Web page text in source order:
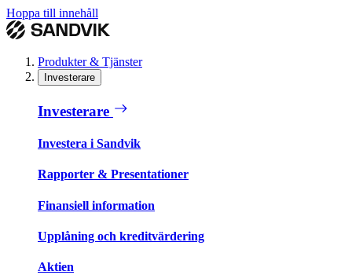
Hoppa till innehåll
Produkter & Tjänster
Investerare
Investerare
Investera i Sandvik
Rapporter & Presentationer
Finansiell information
Upplåning och kreditvärdering
Aktien